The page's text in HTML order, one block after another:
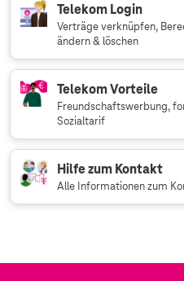
Telekom Login
Verträge verknüpfen,
ändern & löschen
Telekom Vorteile
Freundschaftswerbung,
Sozialtarif
Hilfe zum Kontakt
Alle Informationen zum